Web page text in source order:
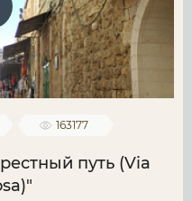
163177
путь (Via